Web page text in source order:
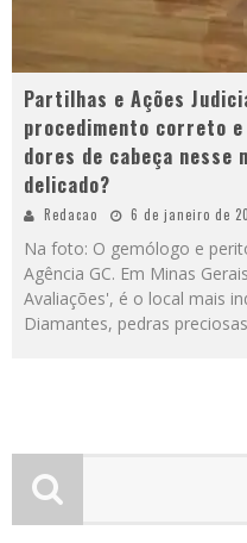
Partilhas e Ações
procedimento correto
dores de cabeça nesse
delicado?
Redacao 6 de janeiro de
Na foto: O gemólogo e
Agência GC. Em Minas
Avaliações', é o local mais
Diamantes, pedras